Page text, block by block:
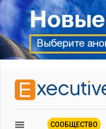
СООБЩЕСТВО